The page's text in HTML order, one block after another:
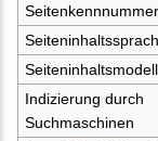
Seitenkennnummer
Seiteninhaltsmodell
Indizierung durch
Suchmaschinen